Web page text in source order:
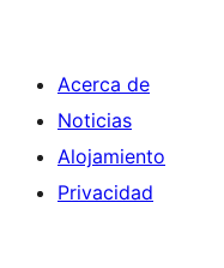
Acerca de
Noticias
Alojamiento
Privacidad